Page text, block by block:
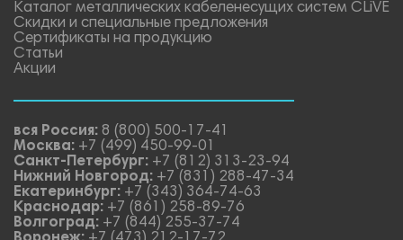
Каталог металлических кабеленесущих систем CLiVE
Скидки и специальные предложения
Сертификаты на продукцию
Статьи
Акции
вся Россия: 8 (800) 500-17-41
Москва: +7 (499) 450-99-01
Санкт-Петербург: +7 (812) 313-23-94
Нижний Новгород: +7 (831) 288-47-34
Екатеринбург: +7 (343) 364-74-63
Краснодар: +7 (861) 258-89-76
Волгоград: +7 (844) 255-37-74